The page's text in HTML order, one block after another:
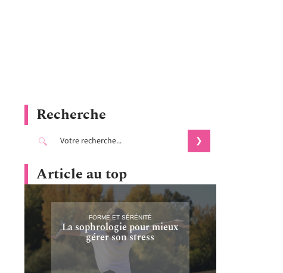
Recherche
Article au top
FORME ET SÉRÉNITÉ
La sophrologie pour mieux
gérer son stress